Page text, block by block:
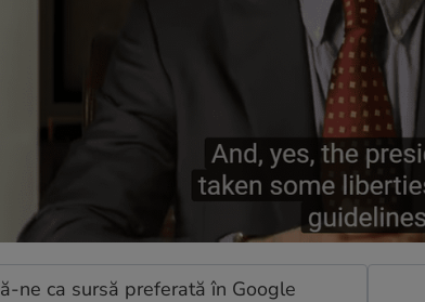
ne ca sursă preferată în Google